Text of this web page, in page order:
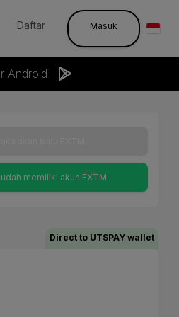
Daftar Masuk
Android
memiliki akun FXTM.
Direct to UTSPAY wallet